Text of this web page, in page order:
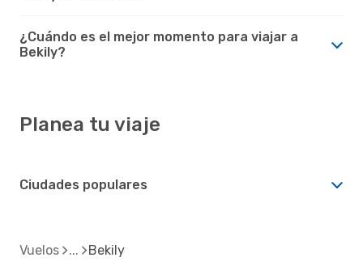
¿Cuándo es el mejor momento para viajar a
Bekily?
Planea tu viaje
Ciudades populares
Vuelos Bekily